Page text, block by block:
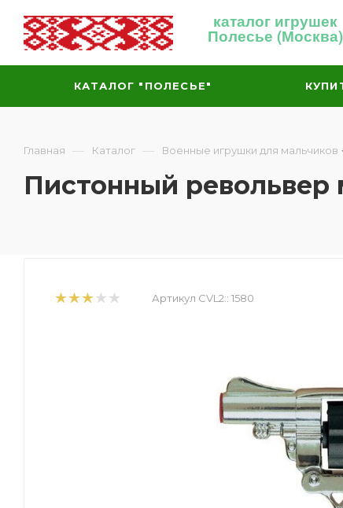
каталог игрушек
Полесье (Москва)
КАТАЛОГ "ПОЛЕСЬЕ"
Главная — Каталог — Военные игрушки для мальчиков
Пистонный
Артикул CVL2:: 1580